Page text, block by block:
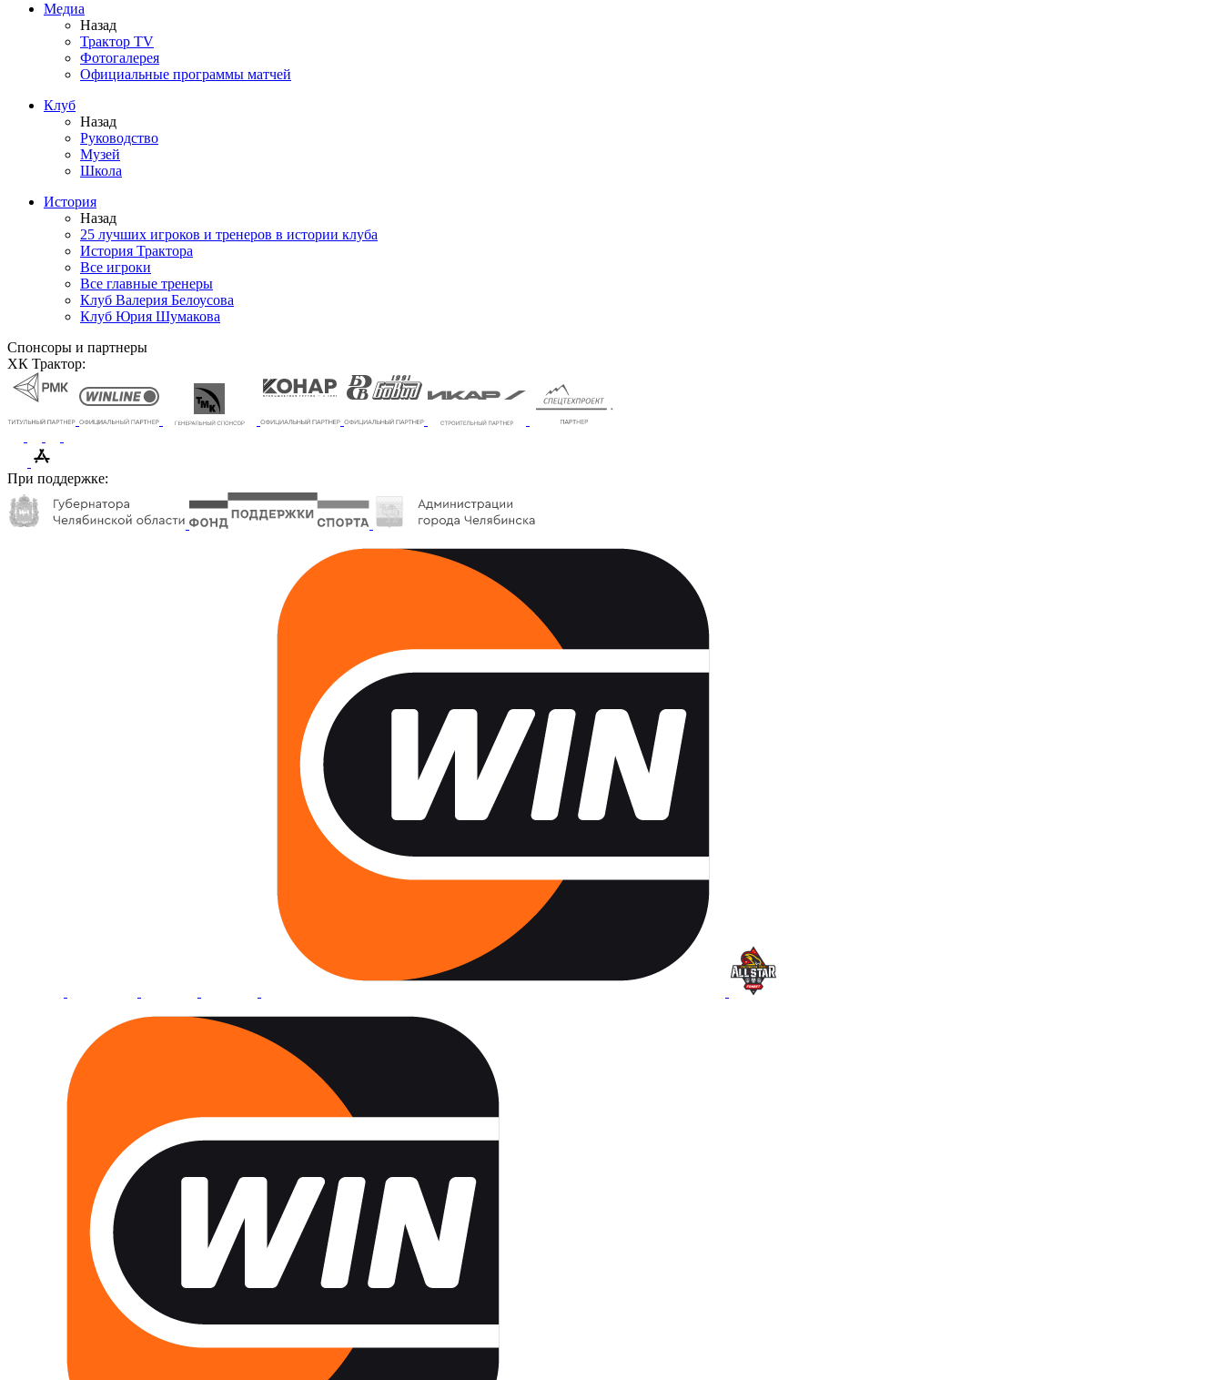
Медиа
Назад
Трактор TV
Фотогалерея
Официальные программы матчей
Клуб
Назад
Руководство
Музей
Школа
История
Назад
25 лучших игроков и тренеров в истории клуба
История Трактора
Все игроки
Все главные тренеры
Клуб Валерия Белоусова
Клуб Юрия Шумакова
Спонсоры и партнеры
ХК Трактор:
При поддержке: